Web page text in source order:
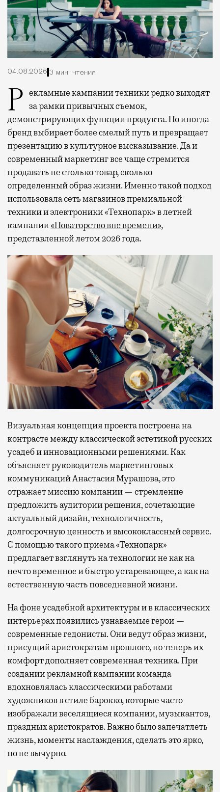
04.08.2026 3 мин. чтения
Рекламные кампании техники редко выходят
за рамки привычных съемок,
демонстрирующих функции продукта. Но иногда
бренд выбирает более смелый путь и превращает
презентацию в культурное высказывание. Да и
современный маркетинг все чаще стремится
продавать не столько товар, сколько
определенный образ жизни. Именно такой подход
использовала сеть магазинов премиальной
техники и электроники «Технопарк» в летней
кампании«Новаторство вне времени»,
представленной летом 2026 года.
Визуальная концепция проекта построена на
контрасте между классической эстетикой русских
усадеб и инновационными решениями. Как
объясняет руководитель маркетинговых
коммуникаций Анастасия Мурашова, это
отражает миссию компании — стремление
предложить аудитории решения, сочетающие
актуальный дизайн, технологичность,
долгосрочную ценность и высококлассный сервис.
С помощью такого приема «Технопарк»
предлагает взглянуть на технологии не как на
нечто временное и быстро устаревающее, а как на
естественную часть повседневной жизни.
На фоне усадебной архитектуры и в классических
интерьерах появились узнаваемые герои —
современные гедонисты. Они ведут образ жизни,
присущий аристократам прошлого, но теперь их
комфорт дополняет современная техника. При
создании рекламной кампании команда
вдохновлялась классическими работами
художников в стиле барокко, которые часто
изображали веселящиеся компании, музыкантов,
праздных аристократов. Важно было запечатлеть
жизнь, моменты наслаждения, сделать это ярко,
но не вычурно.